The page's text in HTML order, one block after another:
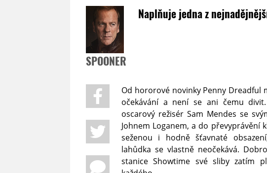
SPOONER
Naplňuje jedna z
Od hororové novinky Penny Dreadful
očekávání a není se ani čemu
oscarový režisér Sam Mendes se
Johnem Loganem, a do převyprávění
seženou i hodně šťavnaté
lahůdka se vlastně neočekává.
stanice Showtime své sliby zatím